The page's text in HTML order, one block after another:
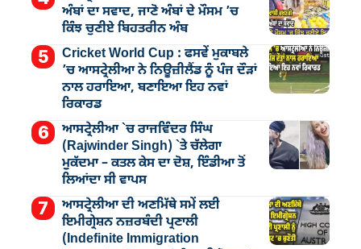
ਅੰਬਾਂ ਦਾ ਸਵਾਦ, ਜਾਣੋ ਅੰਬਾਂ ਦੇ ਮੌਸਮ ’ਚ
ਕਿੰਝ ਚੁਣੀਏ ਬਿਹਤਰੀਨ ਅੰਬ
Cricket World Cup : ਫਸਵੇਂ ਮੁਕਾਬਲੇ
’ਚ ਆਸਟ੍ਰੇਲੀਆ ਨੇ ਨਿਊਜ਼ੀਲੈਂਡ ਨੂੰ ਪੰਜ ਦੌੜਾਂ
ਨਾਲ ਹਰਾਇਆ, ਬਣਾਇਆ ਇਹ ਨਵਾਂ
ਰਿਕਾਰਡ
ਆਸਟ੍ਰੇਲੀਆ `ਚ ਰਾਜਵਿੰਦਰ ਸਿੰਘ
(Rajwinder Singh) `ਤੇ ਚੱਲੇਗਾ
ਮੁੁਕੱਦਮਾ – ਕਤਲ ਕੇਸ ਦਾ ਦੋਸ਼, ਇੰਡੀਆ ਤੋਂ
ਲਿਆਂਦਾ ਸੀ ਵਾਪਸ
ਆਸਟ੍ਰੇਲੀਆ ਦੀ ਅਣਮਿੱਥੇ ਸਮੇਂ ਲਈ
ਇਮੀਗ੍ਰੇਸ਼ਨ ਨਜ਼ਰਬੰਦੀ ਪ੍ਰਣਾਲੀ
(Indefinite Immigration